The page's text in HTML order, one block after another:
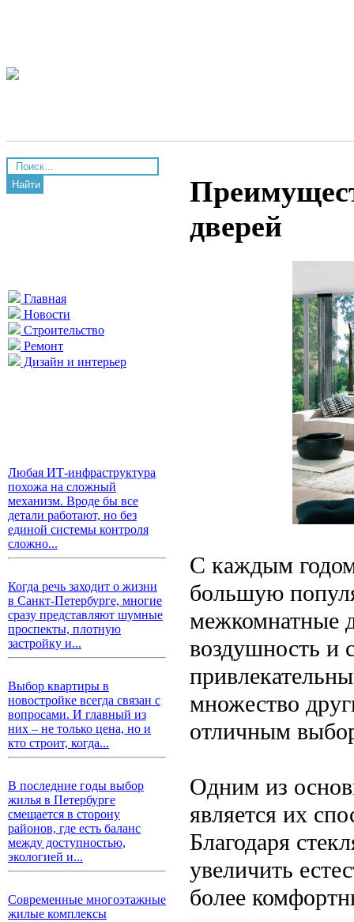
Найти
Главная
Новости
Строительство
Ремонт
Дизайн и интерьер
Любая ИТ-инфраструктура
похожа на сложный
механизм. Вроде бы все
детали работают, но без
единой системы контроля
сложно...
Когда речь заходит о жизни
в Санкт-Петербурге, многие
сразу представляют шумные
проспекты, плотную
застройку и...
Выбор квартиры в
новостройке всегда связан с
вопросами. И главный из
них – не только цена, но и
кто строит, когда...
В последние годы выбор
жилья в Петербурге
смещается в сторону
районов, где есть баланс
между доступностью,
экологией и...
Современные многоэтажные
жилые комплексы
дверей
С каждым
большую
межкомнатные
воздушность и
множество
отличным
Одним из
является их
Благодаря
увеличить
более